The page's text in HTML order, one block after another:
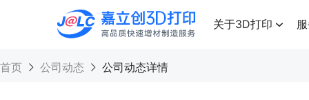
高品质快速增材制造服务
关于3D打印
首页 公司动态 公司动态详情